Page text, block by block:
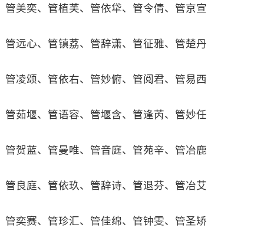
管美奕、管植芙、管依牮、管令倩、管京宣
管远心、管镇荔、管辞潇、管征雅、管楚丹
管凌颂、管依右、管妙俯、管阅君、管易西
管茹堰、管语容、管堰含、管逢芮、管妙任
管贺蓝、管曼唯、管音庭、管苑辛、管冶鹿
管良庭、管依玖、管辞诗、管退芬、管冶艾
管奕赛、管珍汇、管佳绵、管钟雯、管圣矫